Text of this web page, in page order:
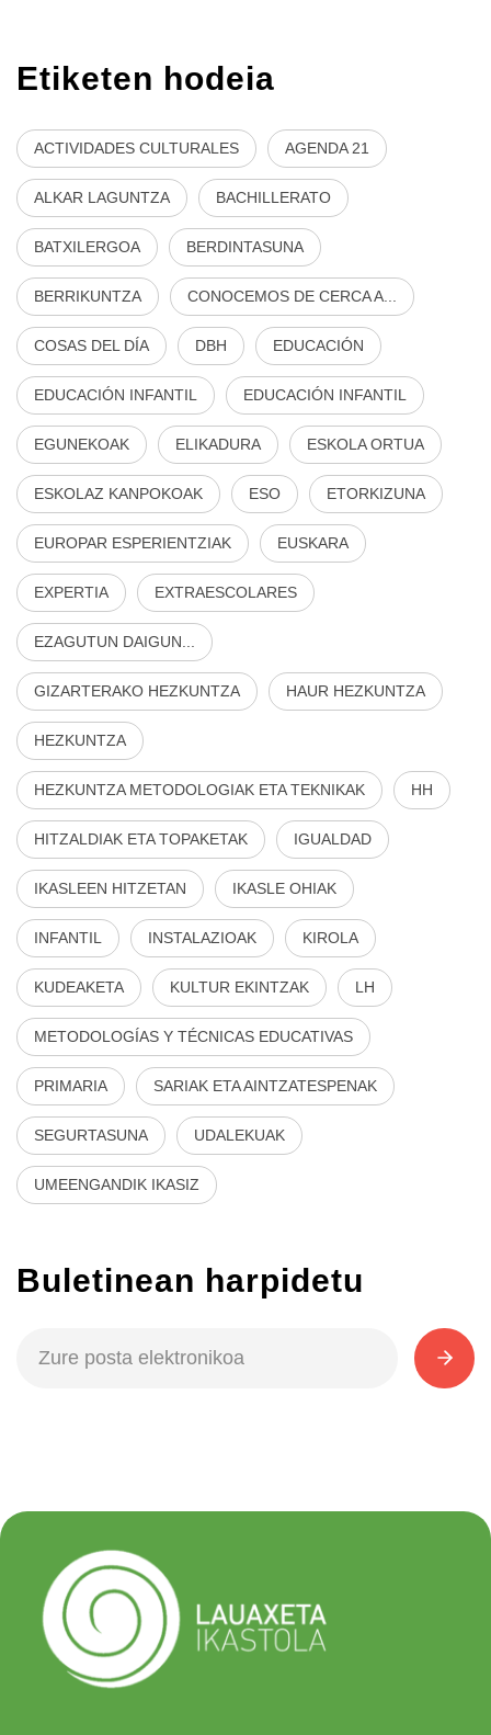
Etiketen hodeia
ACTIVIDADES CULTURALES AGENDA 21
ALKAR LAGUNTZA BACHILLERATO
BATXILERGOA BERDINTASUNA
BERRIKUNTZA CONOCEMOS DE CERCA A...
COSAS DEL DÍA DBH EDUCACIÓN
EDUCACIÓN INFANTIL EDUCACIÓN INFANTIL
EGUNEKOAK ELIKADURA ESKOLA ORTUA
ESKOLAZ KANPOKOAK ESO ETORKIZUNA
EUROPAR ESPERIENTZIAK EUSKARA
EXPERTIA EXTRAESCOLARES
EZAGUTUN DAIGUN...
GIZARTERAKO HEZKUNTZA HAUR HEZKUNTZA
HEZKUNTZA
HEZKUNTZA METODOLOGIAK ETA TEKNIKAK HH
HITZALDIAK ETA TOPAKETAK IGUALDAD
IKASLEEN HITZETAN IKASLE OHIAK
INFANTIL INSTALAZIOAK KIROLA
KUDEAKETA KULTUR EKINTZAK LH
METODOLOGÍAS Y TÉCNICAS EDUCATIVAS
PRIMARIA SARIAK ETA AINTZATESPENAK
SEGURTASUNA UDALEKUAK
UMEENGANDIK IKASIZ
Buletinean harpidetu